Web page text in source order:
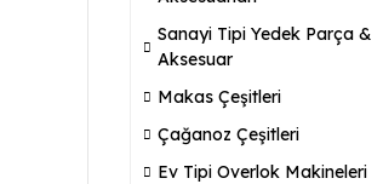
Sanayi Tipi Yedek Parça &
Aksesuar
Makas Çeşitleri
Çağanoz Çeşitleri
Ev Tipi Overlok Makineleri